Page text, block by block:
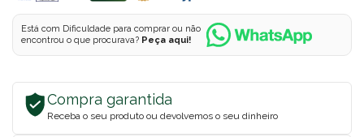
Está com Dificuldade para comprar ou não
encontrou o que procurava? Peça aqui!
Compra garantida
Receba o seu produto ou devolvemos o seu dinheiro